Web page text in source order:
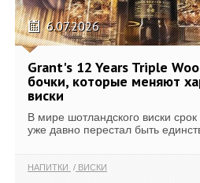
6.07.2026
Grant's 12 Years Triple
бочки, которые меняют
виски
В мире шотландского виски
уже давно перестал быть
НАПИТКИ ВИСКИ